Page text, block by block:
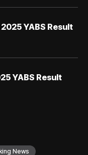
YABS Result
YABS Result
News